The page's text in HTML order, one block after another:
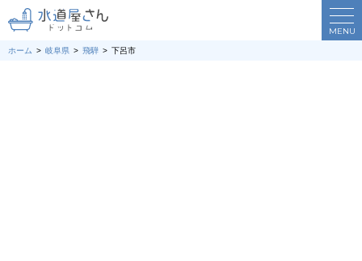
MENU
ホーム 岐阜県 飛騨 下呂市